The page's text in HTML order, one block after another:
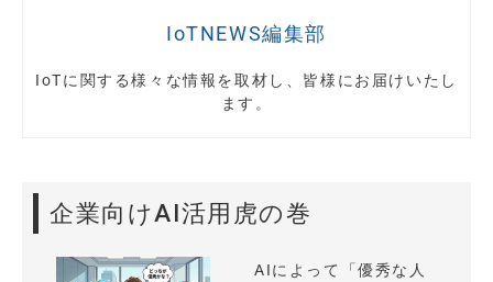
IoTNEWS編集部
IoTに関する様々な情報を取材し、皆様にお届けいたし
ます。
企業向けAI活用虎の巻
AIによって「優秀な人